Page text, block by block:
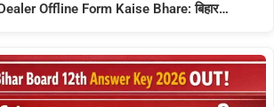
Offline Form Kaise Bhare: बिहार…